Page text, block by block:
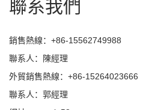
聯系我們
銷售熱線：+86-15562749988
聯系人：陳經理
外貿銷售熱線：+86-15264023666
聯系人：郭經理